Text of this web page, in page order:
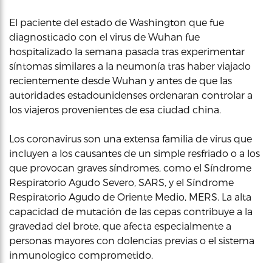
El paciente del estado de Washington que fue
diagnosticado con el virus de Wuhan fue
hospitalizado la semana pasada tras experimentar
síntomas similares a la neumonía tras haber viajado
recientemente desde Wuhan y antes de que las
autoridades estadounidenses ordenaran controlar a
los viajeros provenientes de esa ciudad china.
Los coronavirus son una extensa familia de virus que
incluyen a los causantes de un simple resfriado o a los
que provocan graves síndromes, como el Síndrome
Respiratorio Agudo Severo, SARS, y el Síndrome
Respiratorio Agudo de Oriente Medio, MERS. La alta
capacidad de mutación de las cepas contribuye a la
gravedad del brote, que afecta especialmente a
personas mayores con dolencias previas o el sistema
inmunologico comprometido.